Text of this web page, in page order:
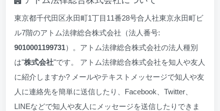
東京都千代田区永田町1丁目11番28号合人社東京永田町ビ
ル7階のアトム法律総合株式会社（法人番号:
9010001199731）。アトム法律総合株式会社の法人種別
は"株式会社"です。 アトム法律総合株式会社を知人や友人
に紹介しますか? メールやテキストメッセージで知人や友
人に連絡先を簡単に送信したり、Facebook、Twitter、
LINEなどで知人や友人にメッセージを送信したりできま